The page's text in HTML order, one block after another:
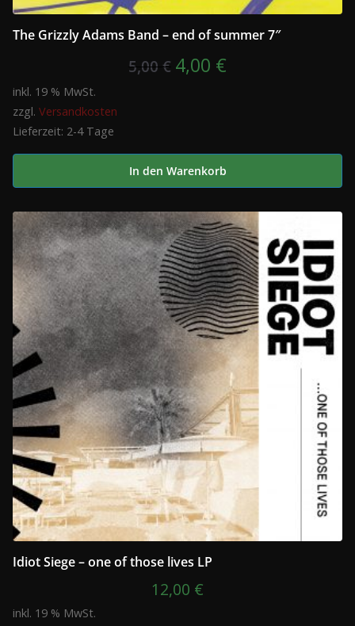
The Grizzly Adams Band – end of summer 7″
5,00 € Ursprünglicher
4,00 €
inkl. 19 % MwSt.
zzgl. Versandkosten
Lieferzeit: 2-4 Tage
In den Warenkorb
Idiot Siege – one of those lives LP
12,00 €
inkl. 19 % MwSt.